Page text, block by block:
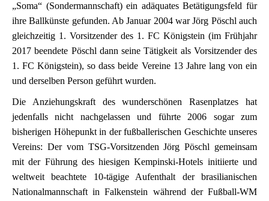
„Soma“ (Sondermannschaft) ein adäquates Betätigungsfeld für
ihre Ballkünste gefunden. Ab Januar 2004 war Jörg Pöschl auch
gleichzeitig 1. Vorsitzender des 1. FC Königstein (im Frühjahr
2017 beendete Pöschl dann seine Tätigkeit als Vorsitzender des
1. FC Königstein), so dass beide Vereine 13 Jahre lang von ein
und derselben Person geführt wurden.
Die Anziehungskraft des wunderschönen Rasenplatzes hat
jedenfalls nicht nachgelassen und führte 2006 sogar zum
bisherigen Höhepunkt in der fußballerischen Geschichte unseres
Vereins: Der vom TSG-Vorsitzenden Jörg Pöschl gemeinsam
mit der Führung des hiesigen Kempinski-Hotels initiierte und
weltweit beachtete 10-tägige Aufenthalt der brasilianischen
Nationalmannschaft in Falkenstein während der Fußball-WM